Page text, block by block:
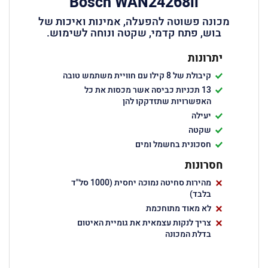
מכונה פשוטה להפעלה, אמינות ואיכות של
בוש, פתח קדמי, שקטה ונוחה לשימוש.
יתרונות
קיבולת של 8 קילו עם חוויית משתמש טובה
13 תכניות כביסה אשר מכסות את כל
האפשרויות שתזדקקו להן
יעילה
שקטה
חסכונית בחשמל ומים
חסרונות
מהירות סחיטה נמוכה יחסית (1000 סל"ד
בלבד)
לא מאוד מתוחכמת
צריך לנקות עצמאית את גומיית האיטום
בדלת המכונה